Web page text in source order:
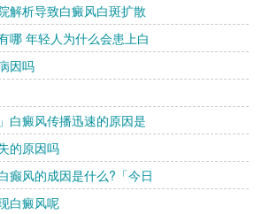
解析导致白癜风白斑扩散
哪 年轻人为什么会患上白
因吗
白癜风传播迅速的原因是
的原因吗
癫风的成因是什么?「今日
白癜风呢